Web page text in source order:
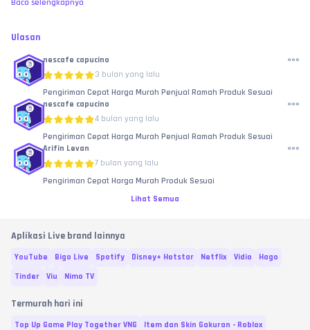
Baca selengkapnya
Ulasan
nescafe capucino
3 bulan yang lalu
Pengiriman Cepat Harga Murah Penjual Ramah Produk Sesuai
nescafe capucino
4 bulan yang lalu
Pengiriman Cepat Harga Murah Penjual Ramah Produk Sesuai
Arifin Levan
7 bulan yang lalu
Pengiriman Cepat Harga Murah Produk Sesuai
Lihat Semua
Aplikasi Live brand lainnya
YouTube Bigo Live Spotify Disney+ Hotstar Netflix Vidio
Hago
Tinder
Viu Nimo TV
Termurah hari ini
Top Up Game Play Together VNG
Item dan Skin Gakuran - Roblox